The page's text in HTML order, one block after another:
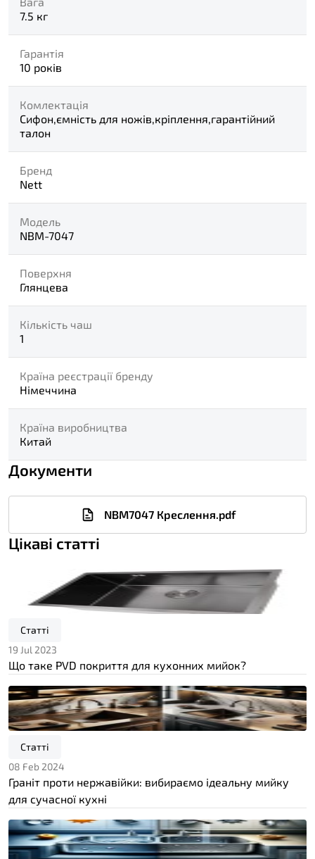
7.5 кг
Гарантія
10 років
Комлектація
Сифон,ємність для ножів,кріплення,гарантійний
талон
Бренд
Nett
Модель
NBM-7047
Поверхня
Глянцева
Кількість чаш
1
Країна реєстрації бренду
Німеччина
Країна виробництва
Китай
Документи
NBM7047 Креслення.pdf
Цікаві статті
Статті
19 Jul 2023
Що таке PVD покриття для кухонних мийок?
Статті
08 Feb 2024
Граніт проти нержавійки: вибираємо ідеальну мийку
для сучасної кухні